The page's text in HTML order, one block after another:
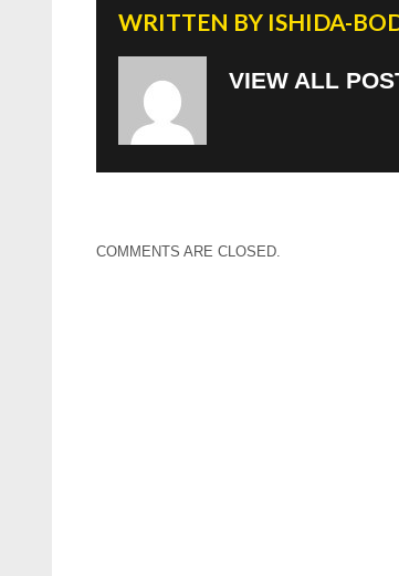
WRITTEN BY ISHIDA-
VIEW ALL
COMMENTS ARE CLOSED.